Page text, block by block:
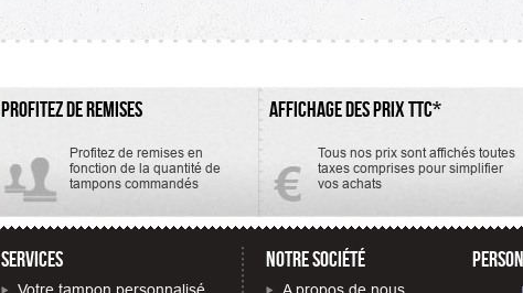
PROFITEZ DE REMISES
Profitez de remises en
fonction de la quantité de
tampons commandés
AFFICHAGE DES PRIX TTC*
Tous nos prix sont affichés toutes
taxes comprises pour simplifier
vos achats
SERVICES NOTRE SOCIÉTÉ